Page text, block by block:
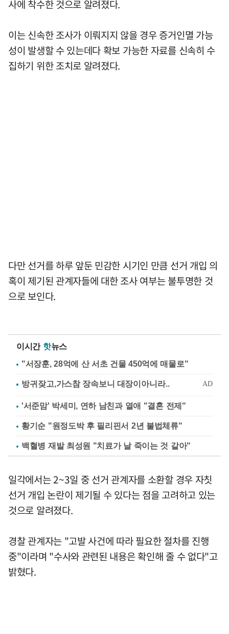
사에 착수한 것으로 알려졌다.
이는 신속한 조사가 이뤄지지 않을 경우 증거인멸 가능
성이 발생할 수 있는데다 확보 가능한 자료를 신속히 수
집하기 위한 조치로 알려졌다.
다만 선거를 하루 앞둔 민감한 시기인 만큼 선거 개입 의
혹이 제기된 관계자들에 대한 조사 여부는 불투명한 것
으로 보인다.
이시간 핫뉴스
"서장훈, 28억에 산 서초 건물 450억에 매물로"
'서준맘' 박세미, 연하 남친과 열애 "결혼 전제"
황기순 "원정도박 후 필리핀서 2년 불법체류"
백혈병 재발 최성원 "치료가 날 죽이는 것 같아"
일각에서는 2~3일 중 선거 관계자를 소환할 경우 자칫
선거 개입 논란이 제기될 수 있다는 점을 고려하고 있는
것으로 알려졌다.
경찰 관계자는 "고발 사건에 따라 필요한 절차를 진행
중"이라며 "수사와 관련된 내용은 확인해 줄 수 없다"고
밝혔다.